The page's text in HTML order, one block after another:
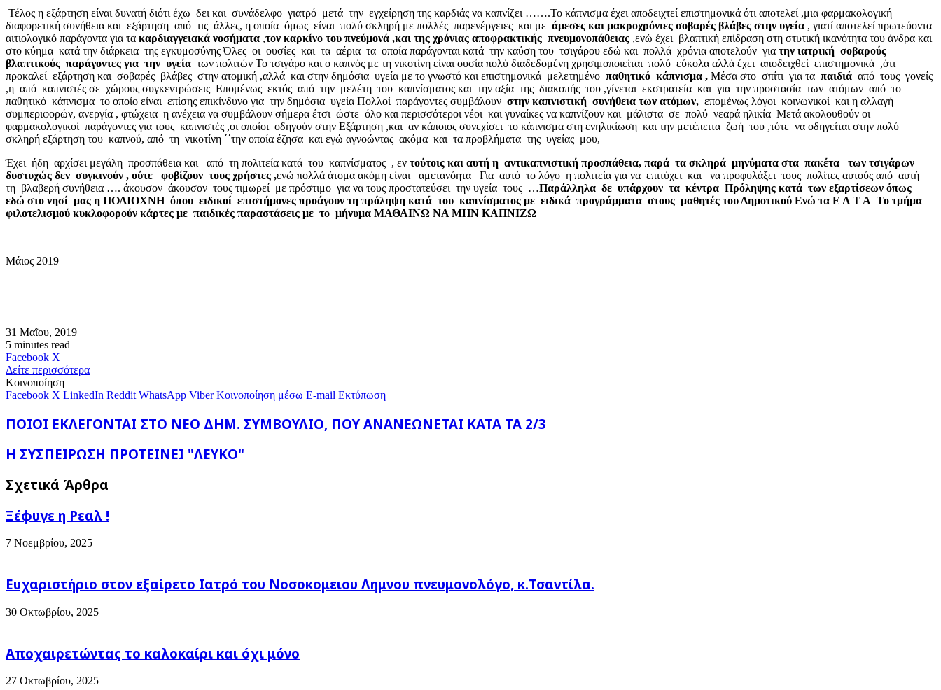
Τέλος η εξάρτηση είναι δυνατή διότι έχω δει και συνάδελφο γιατρό μετά την εγχείρηση της καρδιάς να καπνίζει …….Το κάπνισμα έχει αποδειχτεί επιστημονικά ότι αποτελεί ,μια φαρμακολογική
διαφορετική συνήθεια και εξάρτηση από τις άλλες, η οποία όμως είναι πολύ σκληρή με πολλές παρενέργειες και με άμεσες και μακροχρόνιες σοβαρές βλάβες στην υγεία , γιατί αποτελεί πρωτεύοντα
αιτιολογικό παράγοντα για τα καρδιαγγειακά νοσήματα ,τον καρκίνο του πνεύμονά ,και της χρόνιας αποφρακτικής πνευμονοπάθειας ,ενώ έχει βλαπτική επίδραση στη στυτική ικανότητα του άνδρα και
στο κύημα κατά την διάρκεια της εγκυμοσύνης Όλες οι ουσίες και τα αέρια τα οποία παράγονται κατά την καύση του τσιγάρου εδώ και πολλά χρόνια αποτελούν για την ιατρική σοβαρούς
βλαπτικούς παράγοντες για την υγεία των πολιτών Το τσιγάρο και ο καπνός με τη νικοτίνη είναι ουσία πολύ διαδεδομένη χρησιμοποιείται πολύ εύκολα αλλά έχει αποδειχθεί επιστημονικά ,ότι
προκαλεί εξάρτηση και σοβαρές βλάβες στην ατομική ,αλλά και στην δημόσια υγεία με το γνωστό και επιστημονικά μελετημένο παθητικό κάπνισμα , Μέσα στο σπίτι για τα παιδιά από τους γονείς
,η από καπνιστές σε χώρους συγκεντρώσεις Επομένως εκτός από την μελέτη του καπνίσματος και την αξία της διακοπής του ,γίνεται εκστρατεία και για την προστασία των ατόμων από το
παθητικό κάπνισμα το οποίο είναι επίσης επικίνδυνο για την δημόσια υγεία Πολλοί παράγοντες συμβάλουν στην καπνιστική συνήθεια των ατόμων, επομένως λόγοι κοινωνικοί και η αλλαγή
συμπεριφορών, ανεργία , φτώχεια η ανέχεια να συμβάλουν σήμερα έτσι ώστε όλο και περισσότεροι νέοι και γυναίκες να καπνίζουν και μάλιστα σε πολύ νεαρά ηλικία Μετά ακολουθούν οι
φαρμακολογικοί παράγοντες για τους καπνιστές ,οι οποίοι οδηγούν στην Εξάρτηση ,και αν κάποιος συνεχίσει το κάπνισμα στη ενηλικίωση και την μετέπειτα ζωή του ,τότε να οδηγείται στην πολύ
σκληρή εξάρτηση του καπνού, από τη νικοτίνη ΄΄την οποία έζησα και εγώ αγνοώντας ακόμα και τα προβλήματα της υγείας μου,
Έχει ήδη αρχίσει μεγάλη προσπάθεια και από τη πολιτεία κατά του καπνίσματος , εν τούτοις και αυτή η αντικαπνιστική προσπάθεια, παρά τα σκληρά μηνύματα στα πακέτα των τσιγάρων
δυστυχώς δεν συγκινούν , ούτε φοβίζουν τους χρήστες ,ενώ πολλά άτομα ακόμη είναι αμετανόητα Για αυτό το λόγο η πολιτεία για να επιτύχει και να προφυλάξει τους πολίτες αυτούς από αυτή
τη βλαβερή συνήθεια …. άκουσον άκουσον τους τιμωρεί με πρόστιμο για να τους προστατεύσει την υγεία τους …Παράλληλα δε υπάρχουν τα κέντρα Πρόληψης κατά των εξαρτίσεων όπως
εδώ στο νησί μας η ΠΟΛΙΟΧΝΗ όπου ειδικοί επιστήμονες προάγουν τη πρόληψη κατά του καπνίσματος με ειδικά προγράμματα στους μαθητές του Δημοτικού Ενώ τα Ε Λ Τ Α Το τμήμα
φιλοτελισμού κυκλοφορούν κάρτες με παιδικές παραστάσεις με το μήνυμα ΜΑΘΑΙΝΩ ΝΑ ΜΗΝ ΚΑΠΝΙΖΩ
Μάιος 2019
31 Μαΐου, 2019
5 minutes read
Facebook X
μέσω
E-
mail
Δείτε περισσότερα
Κοινοποίηση
Facebook X LinkedIn Reddit WhatsApp Viber Κοινοποίηση μέσω E-mail Εκτύπωση
ΠΟΙΟΙ
ΕΚΛΕΓΟΝΤΑΙ
ΝΕΟ
ΣΥΜΒΟΥΛΙΟ,
ΠΟΥ
ΑΝΑΝΕΩΝΕΤΑΙ
ΚΑΤΑ
2/3
ΠΟΙΟΙ ΕΚΛΕΓΟΝΤΑΙ ΣΤΟ ΝΕΟ ΔΗΜ. ΣΥΜΒΟΥΛΙΟ, ΠΟΥ ΑΝΑΝΕΩΝΕΤΑΙ ΚΑΤΑ ΤΑ 2/3
Η
ΣΥΣΠΕΙΡΩΣΗ
"ΛΕΥΚΟ"
Η ΣΥΣΠΕΙΡΩΣΗ ΠΡΟΤΕΙΝΕΙ "ΛΕΥΚΟ"
Σχετικά Άρθρα
Ξέφυγε η Ρεαλ !
7 Νοεμβρίου, 2025
Ευχαριστήριο στον εξαίρετο Ιατρό του Νοσοκομειου Λημνου πνευμονολόγο, κ.Τσαντίλα.
30 Οκτωβρίου, 2025
Αποχαιρετώντας το καλοκαίρι και όχι μόνο
27 Οκτωβρίου, 2025